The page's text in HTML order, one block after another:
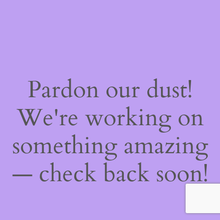
Pardon our dust!
We're working on
something amazing
— check back soon!